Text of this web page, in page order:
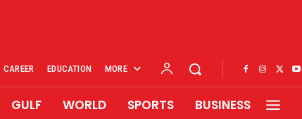
CAREER EDUCATION MORE
GULF WORLD SPORTS BUSINESS